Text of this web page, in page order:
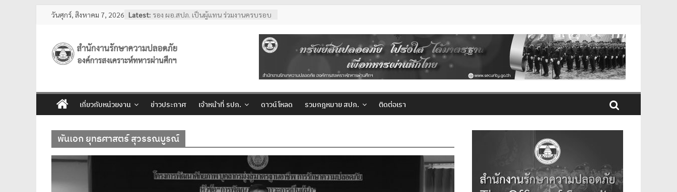
วันศุกร์, สิงหาคม 7, 2026 Latest: รอง ผอ.สปภ. เป็นผู้แทน ร่วมงานครบรอบ
รปภ. ณ ศูนย์การแพทย์ปัญญานันทภิกขุ
ชลประทาน มหาวิทยาลัย
ศรีนครินทรวิโรฒ
พร้อมด้วยสื่อมวลชน เข้าเยี่ยมชมสถานฝึก
อบรมหลักสูตรการรักษาความปลอดภัย
ของโรงเรียนรักษาความปลอดภัย อผศ.
รักษาความปลอดภัย ตรวจเยี่ยมการปฏิบัติ
งานเจ้าหน้าที่รักษาความปลอดภัย ณ สวน
วชิรเบญจทัศ (สวนรถไฟ)
สำนักงาน
รักษา
ความ
ปลอดภัย
อผศ.
เกี่ยวกับหน่วยงาน ข่าวประกาศ เจ้าหน้าที่ รปภ. ดาวน์โหลด รวมกฎหมาย สปภ. ติดต่อเรา
พันเอก ยุทธศาสตร์ สุวรรณบูรณ์